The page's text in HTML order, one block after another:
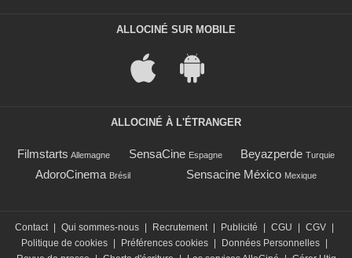
ALLOCINÉ SUR MOBILE
ALLOCINÉ À L'ÉTRANGER
Filmstarts Allemagne SensaCine Espagne Beyazperde Turquie
AdoroCinema Brésil Sensacine México Mexique
Contact | Qui sommes-nous | Recrutement | Publicité | CGU | CGV |
Politique de cookies | Préférences cookies | Données Personnelles |